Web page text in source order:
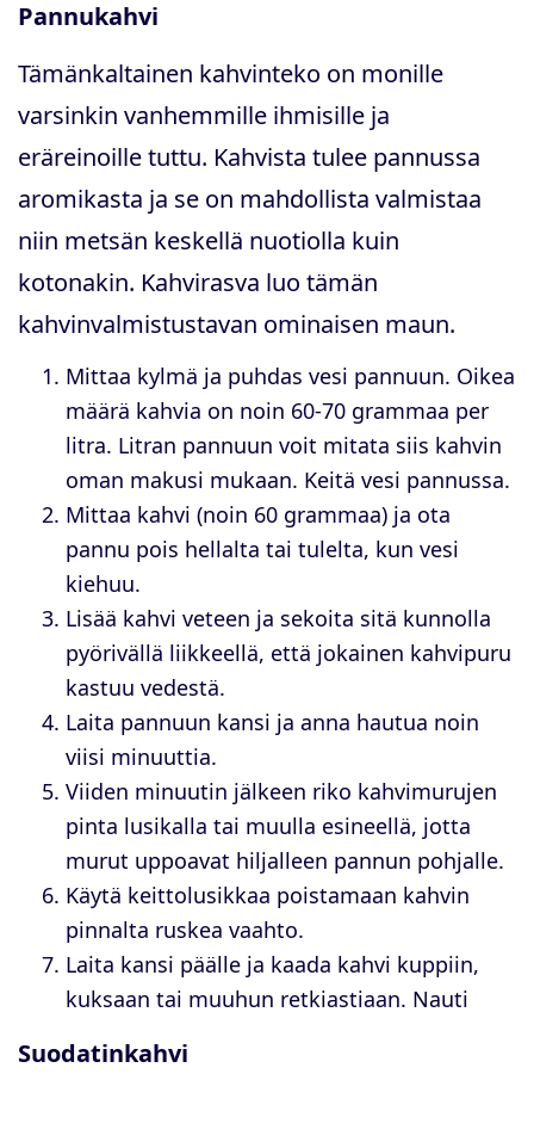
Pannukahvi
Tämänkaltainen kahvinteko on monille
varsinkin vanhemmille ihmisille ja
eräreinoille tuttu. Kahvista tulee pannussa
aromikasta ja se on mahdollista valmistaa
niin metsän keskellä nuotiolla kuin
kotonakin. Kahvirasva luo tämän
kahvinvalmistustavan ominaisen maun.
Mittaa kylmä ja puhdas vesi pannuun. Oikea
määrä kahvia on noin 60-70 grammaa per
litra. Litran pannuun voit mitata siis kahvin
oman makusi mukaan. Keitä vesi pannussa.
Mittaa kahvi (noin 60 grammaa) ja ota
pannu pois hellalta tai tulelta, kun vesi
kiehuu.
Lisää kahvi veteen ja sekoita sitä kunnolla
pyörivällä liikkeellä, että jokainen kahvipuru
kastuu vedestä.
Laita pannuun kansi ja anna hautua noin
viisi minuuttia.
Viiden minuutin jälkeen riko kahvimurujen
pinta lusikalla tai muulla esineellä, jotta
murut uppoavat hiljalleen pannun pohjalle.
Käytä keittolusikkaa poistamaan kahvin
pinnalta ruskea vaahto.
Laita kansi päälle ja kaada kahvi kuppiin,
kuksaan tai muuhun retkiastiaan. Nauti
Suodatinkahvi